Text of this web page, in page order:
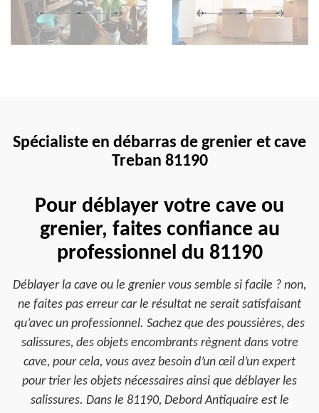
Spécialiste en débarras de grenier et cave
Treban 81190
Pour déblayer votre cave ou
grenier, faites confiance au
professionnel du 81190
Déblayer la cave ou le grenier vous semble si facile ? non,
ne faites pas erreur car le résultat ne serait satisfaisant
qu’avec un professionnel. Sachez que des poussières, des
salissures, des objets encombrants règnent dans votre
cave, pour cela, vous avez besoin d’un œil d’un expert
pour trier les objets nécessaires ainsi que déblayer les
salissures. Dans le 81190, Debord Antiquaire est le